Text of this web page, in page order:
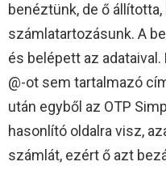
benéztünk, de ő
számlatartozásunk. A
és belépett az
@-ot sem tartalmazó
után egyből az OTP
hasonlító oldalra visz,
számlát, ezért ő azt